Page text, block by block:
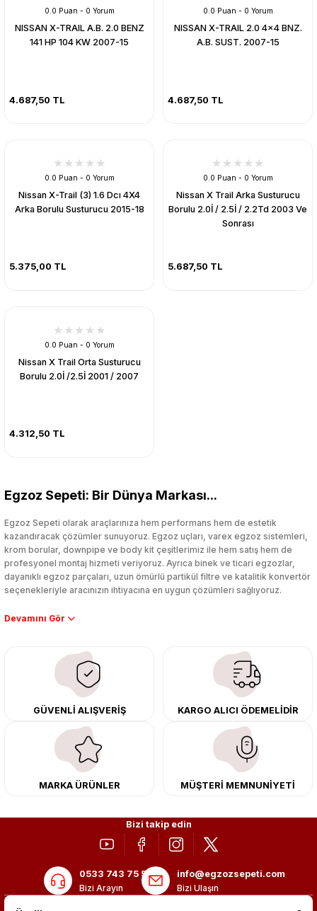
0.0 Puan - 0 Yorum
NISSAN X-TRAIL A.B. 2.0 BENZ
141 HP 104 KW 2007-15
4.687,50 TL
0.0 Puan - 0 Yorum
NISSAN X-TRAIL 2.0 4×4 BNZ.
A.B. SUST. 2007-15
4.687,50 TL
0.0 Puan - 0 Yorum
Nissan X-Trail (3) 1.6 Dcı 4X4
Arka Borulu Susturucu 2015-18
5.375,00 TL
0.0 Puan - 0 Yorum
Nissan X Trail Arka Susturucu
Borulu 2.0İ / 2.5İ / 2.2Td 2003 Ve
Sonrası
5.687,50 TL
0.0 Puan - 0 Yorum
Nissan X Trail Orta Susturucu
Borulu 2.0İ /2.5İ 2001 / 2007
4.312,50 TL
Egzoz Sepeti: Bir Dünya Markası...
Egzoz Sepeti olarak araçlarınıza hem performans hem de estetik
kazandıracak çözümler sunuyoruz. Egzoz uçları, varex egzoz sistemleri,
krom borular, downpipe ve body kit çeşitlerimiz ile hem satış hem de
profesyonel montaj hizmeti veriyoruz. Ayrıca binek ve ticari egzozlar,
dayanıklı egzoz parçaları, uzun ömürlü partikül filtre ve katalitik konvertör
seçenekleriyle aracınızın ihtiyacına en uygun çözümleri sağlıyoruz.
Performans artışı isteyen sürücüler için özel performans egzozları ve
çıkma orijinal ürünler ile yenileyebilir, body kit uygulamalarıyla aracınızın
tasarımını ve aerodinamisini üst seviyeye taşıyabilirsiniz.
Tüm ürünlerimiz orijinal, dayanıklı ve uzun ömürlüdür. İstanbul’daki montaj
merkezimizde profesyonel montaj yapıyor, Türkiye’nin her yerine güvenli
kargo ile teslimat gerçekleştiriyoruz. Aracınıza değer katmak için doğru
adres: Egzoz Sepeti.
GÜVENLİ ALIŞVERİŞ KARGO ALICI ÖDEMELİDİR
MARKA ÜRÜNLER MÜŞTERİ MEMNUNİYETİ
Bizi takip edin
0533 743 75 56
Bizi Arayın
info@egzozsepeti.com
Bizi Ulaşın